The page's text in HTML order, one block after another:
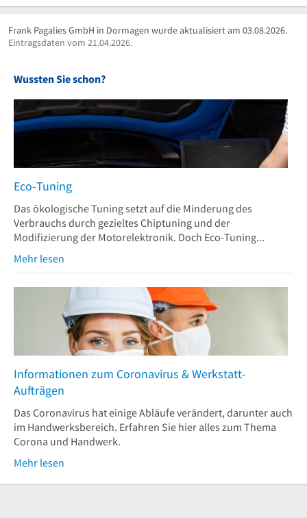
Frank Pagalies GmbH in Dormagen wurde aktualisiert am 03.08.2026.
Eintragsdaten vom 21.04.2026.
Wussten Sie schon?
Eco-Tuning
Das ökologische Tuning setzt auf die Minderung des
Verbrauchs durch gezieltes Chiptuning und der
Modifizierung der Motorelektronik. Doch Eco-Tuning...
Mehr lesen
Informationen zum Coronavirus & Werkstatt-
Aufträgen
Das Coronavirus hat einige Abläufe verändert, darunter auch
im Handwerksbereich. Erfahren Sie hier alles zum Thema
Corona und Handwerk.
Mehr lesen